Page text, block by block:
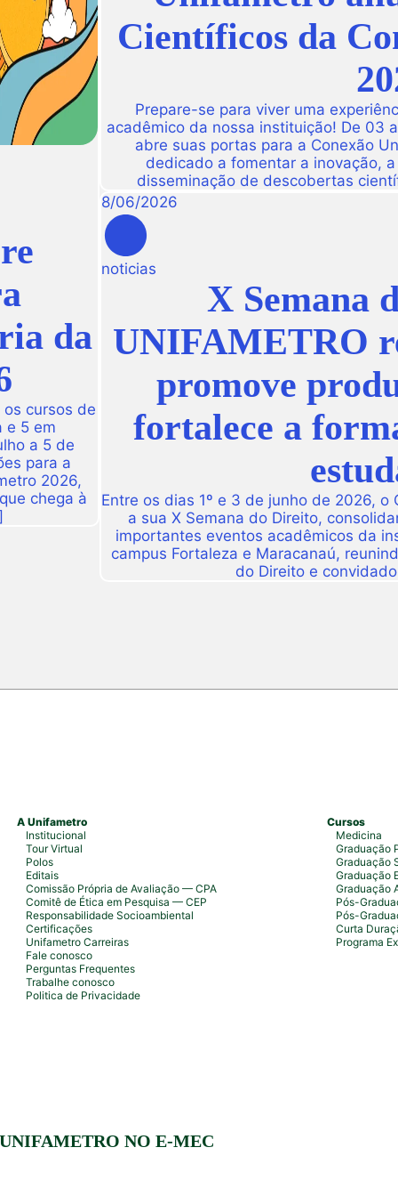
da
cursos de
e 5 em
a 5 de
para a
2026,
chega à
Científicos da
Prepare-se para viver uma
acadêmico da nossa instituição! De 03
abre suas portas para a Conexão
dedicado a fomentar a inovação,
disseminação de descobertas
8/06/2026
noticias
X Semana
UNIFAMETRO
promove
fortalece a
Entre os dias 1º e 3 de junho de 2026, o
a sua X Semana do Direito,
importantes eventos acadêmicos da
campus Fortaleza e Maracanaú,
do Direito e
A Unifametro
Institucional
Tour Virtual
Polos
Editais
Comissão Própria de Avaliação — CPA
Comitê de Ética em Pesquisa — CEP
Responsabilidade Socioambiental
Certificações
Unifametro Carreiras
Fale conosco
Perguntas Frequentes
Trabalhe conosco
Politica de Privacidade
Cursos
Medicina
Graduação
Graduação
Graduação
Graduação
Pós-
Pós-
Curta
Programa
NO E-MEC